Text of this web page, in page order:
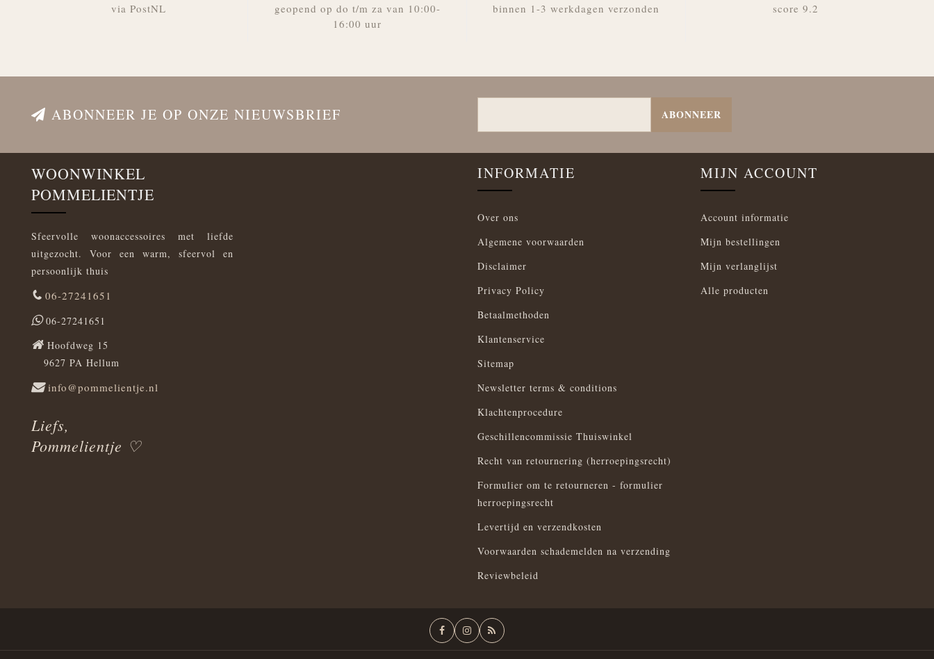
via PostNL
geopend op do t/m za van 10:00-
16:00 uur
binnen 1-3 werkdagen verzonden score 9.2
ABONNEER JE OP ONZE NIEUWSBRIEF ABONNEER
WOONWINKEL
POMMELIENTJE
Sfeervolle woonaccessoires met liefde
uitgezocht. Voor een warm, sfeervol en
persoonlijk thuis
06-27241651
06-27241651
Hoofdweg 15
9627 PA Hellum
info@pommelientje.nl
Liefs,
Pommelientje ♡
INFORMATIE
Over ons
Algemene voorwaarden
Disclaimer
Privacy Policy
Betaalmethoden
Klantenservice
Sitemap
Newsletter terms & conditions
Klachtenprocedure
Geschillencommissie Thuiswinkel
Recht van retournering (herroepingsrecht)
Formulier om te retourneren - formulier
herroepingsrecht
Levertijd en verzendkosten
Voorwaarden schademelden na verzending
Reviewbeleid
MIJN ACCOUNT
Account informatie
Mijn bestellingen
Mijn verlanglijst
Alle producten